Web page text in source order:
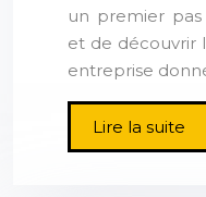
un premier pas
et de découvrir
entreprise
Lire la suite